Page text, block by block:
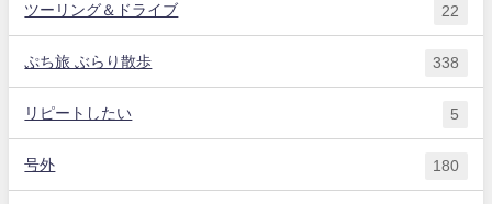
ツーリング＆ドライブ 22
ぷち旅 ぶらり散歩 338
リピートしたい 5
号外 180